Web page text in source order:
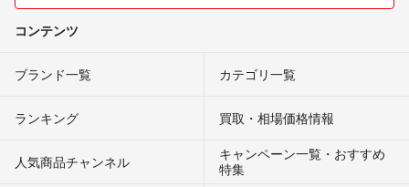
コンテンツ
ブランド一覧 カテゴリ一覧
ランキング 買取・相場価格情報
人気商品チャンネル
キャンペーン一覧・おすすめ
特集